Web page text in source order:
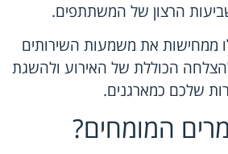
הרצון של המשתתפים.
ממחישות את משמעות השירותים
הכוללת של האירוע ולהשגת
שלכם כמארגנים.
המומחים?